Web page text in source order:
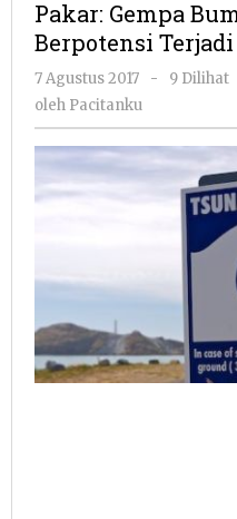
Pakar: Gempa
Berpotensi
7 Agustus 2017
oleh
-
9 Dilihat
oleh Pacitanku